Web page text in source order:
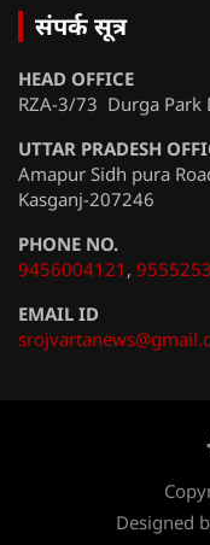
संपर्क सूत्र
HEAD OFFICE
RZA-3/73 Durga Park
UTTAR PRADESH
Amapur Sidh pura
Kasganj-207246
PHONE NO.
9456004121 ,
EMAIL ID
Designed